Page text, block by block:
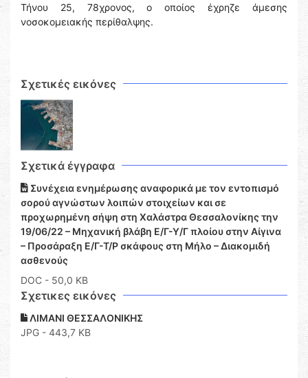
Τήνου 25, 78χρονος, ο οποίος έχρηζε άμεσης
νοσοκομειακής περίθαλψης.
Σχετικές εικόνες
Σχετικά έγγραφα
Συνέχεια ενημέρωσης αναφορικά με τον εντοπισμό
σορού αγνώστων λοιπών στοιχείων και σε
προχωρημένη σήψη στη Χαλάστρα Θεσσαλονίκης την
19/06/22 – Μηχανική βλάβη Ε/Γ-Υ/Γ πλοίου στην Αίγινα
– Προσάραξη Ε/Γ-Τ/Ρ σκάφους στη Μήλο – Διακομιδή
ασθενούς
DOC - 50,0 KB
Σχετικες εικόνες
ΛΙΜΑΝΙ ΘΕΣΣΑΛΟΝΙΚΗΣ
JPG - 443,7 KB